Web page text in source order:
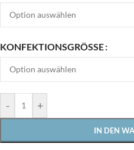
KONFEKTIONSGRÖSSE
- +
IN DEN